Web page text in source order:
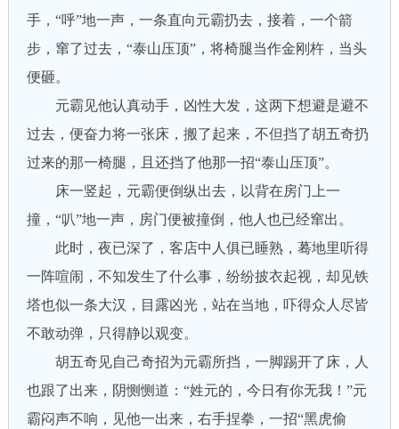
手，“呼”地一声，一条直向元霸扔去，接着，一个箭
步，窜了过去，“泰山压顶”，将椅腿当作金刚杵，当头
便砸。
元霸见他认真动手，凶性大发，这两下想避是避不
过去，便奋力将一张床，搬了起来，不但挡了胡五奇扔
过来的那一椅腿，且还挡了他那一招“泰山压顶”。
床一竖起，元霸便倒纵出去，以背在房门上一
撞，“叭”地一声，房门便被撞倒，他人也已经窜出。
此时，夜已深了，客店中人俱已睡熟，蓦地里听得
一阵喧闹，不知发生了什么事，纷纷披衣起视，却见铁
塔也似一条大汉，目露凶光，站在当地，吓得众人尽皆
不敢动弹，只得静以观变。
胡五奇见自己奇招为元霸所挡，一脚踢开了床，人
也跟了出来，阴恻恻道：“姓元的，今日有你无我！”元
霸闷声不响，见他一出来，右手捏拳，一招“黑虎偷